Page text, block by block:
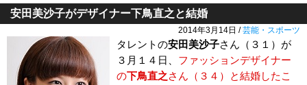
安田美沙子がデザイナー下鳥直之と結婚
2014年3月14日 /芸能・スポーツ
タレントの安田美沙子さん（３１）が
３月１４日、 ファッションデザイナー
の下鳥直之さん（３４）と結婚したこ